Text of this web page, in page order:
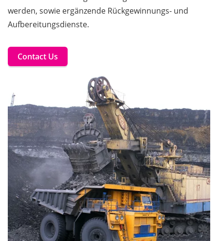
werden, sowie ergänzende Rückgewinnungs- und
Aufbereitungsdienste.
Contact Us